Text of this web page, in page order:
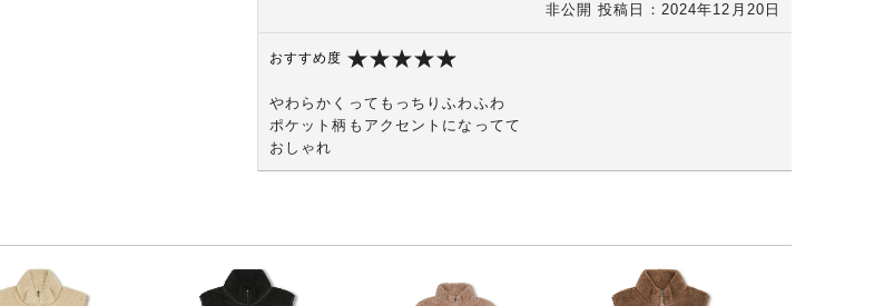
非公開 投稿日：2024年12月20日
おすすめ度
やわらかくってもっちりふわふわ
ポケット柄もアクセントになってて
おしゃれ